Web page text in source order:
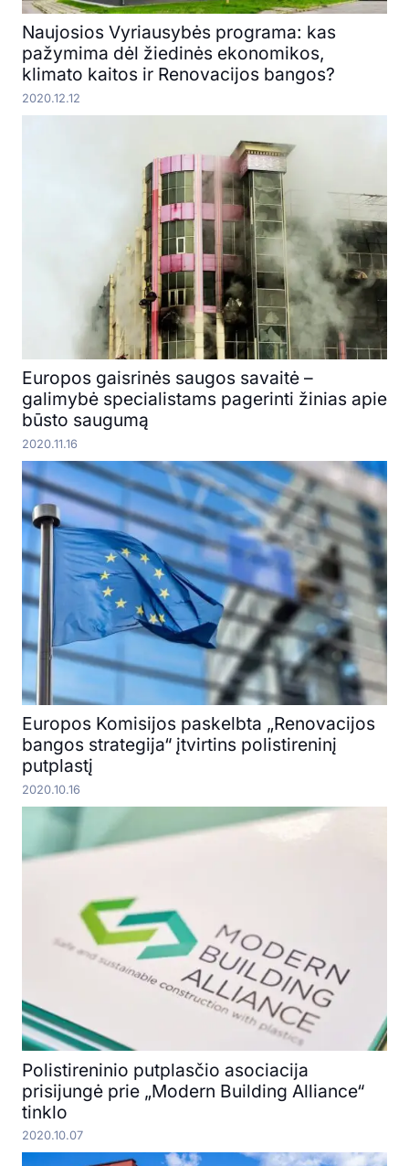
Naujosios Vyriausybės programa: kas
pažymima dėl žiedinės ekonomikos,
klimato kaitos ir Renovacijos bangos?
2020.12.12
Europos gaisrinės saugos savaitė –
galimybė specialistams pagerinti žinias apie
būsto saugumą
2020.11.16
Europos Komisijos paskelbta „Renovacijos
bangos strategija“ įtvirtins polistireninį
putplastį
2020.10.16
Polistireninio putplasčio asociacija
prisijungė prie „Modern Building Alliance“
tinklo
2020.10.07